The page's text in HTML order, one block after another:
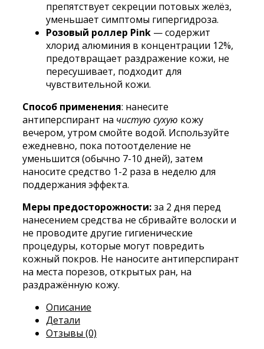
препятствует секреции потовых желёз,
уменьшает симптомы гипергидроза.
Розовый роллер Pink — содержит
хлорид алюминия в концентрации 12%,
предотвращает раздражение кожи, не
пересушивает, подходит для
чувствительной кожи.
Способ применения: нанесите
антиперспирант на чистую сухую кожу
вечером, утром смойте водой. Используйте
ежедневно, пока потоотделение не
уменьшится (обычно 7-10 дней), затем
наносите средство 1-2 раза в неделю для
поддержания эффекта.
Меры предосторожности:за 2 дня перед
нанесением средства не сбривайте волоски и
не проводите другие гигиенические
процедуры, которые могут повредить
кожный покров. Не наносите антиперспирант
на места порезов, открытых ран, на
раздражённую кожу.
Описание
Детали
Отзывы (0)